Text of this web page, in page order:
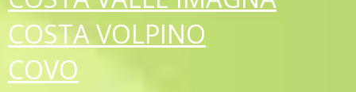
COSTA VOLPINO
COVO